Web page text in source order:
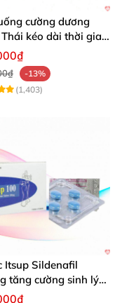
cường dương
kéo dài thời gian
-13%
(1,403)
Itsup Sildenafil
tăng cường sinh lý
thời gian cho nam